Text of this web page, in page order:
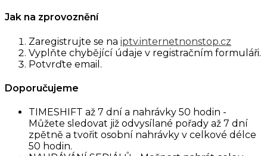
Jak na zprovoznění
Zaregistrujte se na iptv.internetnonstop.cz
Vyplňte chybějící údaje v registračním formuláři.
Potvrďte email.
Doporučujeme
TIMESHIFT až 7 dní a nahrávky 50 hodin -
Můžete sledovat již odvysílané pořady až 7 dní
zpětně a tvořit osobní nahrávky v celkové délce
50 hodin.